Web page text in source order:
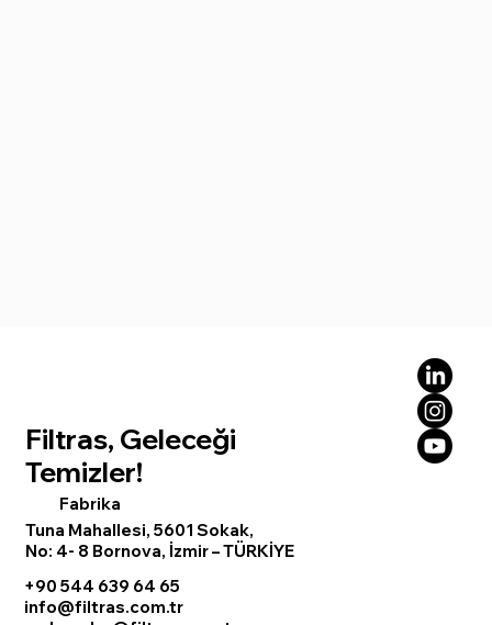
Filtras, Geleceği
Temizler!
Tuna Mahallesi, 5601 Sokak,
No: 4- 8 Bornova, İzmir – TÜRKİYE
+90 544 639 64 65
info@filtras.com.tr
Fabrika